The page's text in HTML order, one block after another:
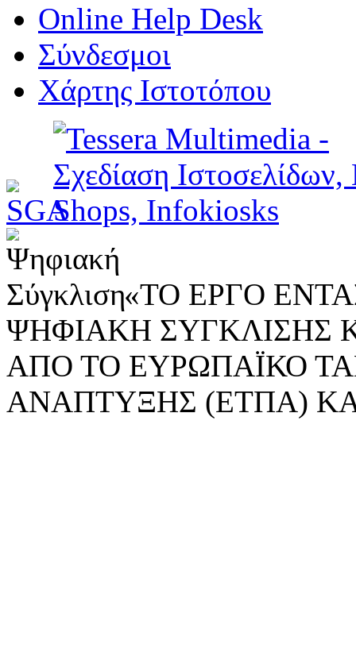
Online Help Desk
Σύνδεσμοι
Χάρτης Ιστοτόπου
«ΤΟ ΕΡΓΟ
ΨΗΦΙΑΚΗ ΣΥΓΚΛΙΣΗΣ
ΑΠΟ ΤΟ ΕΥΡΩΠΑΪΚΟ
ΑΝΑΠΤΥΞΗΣ (ΕΤΠΑ)